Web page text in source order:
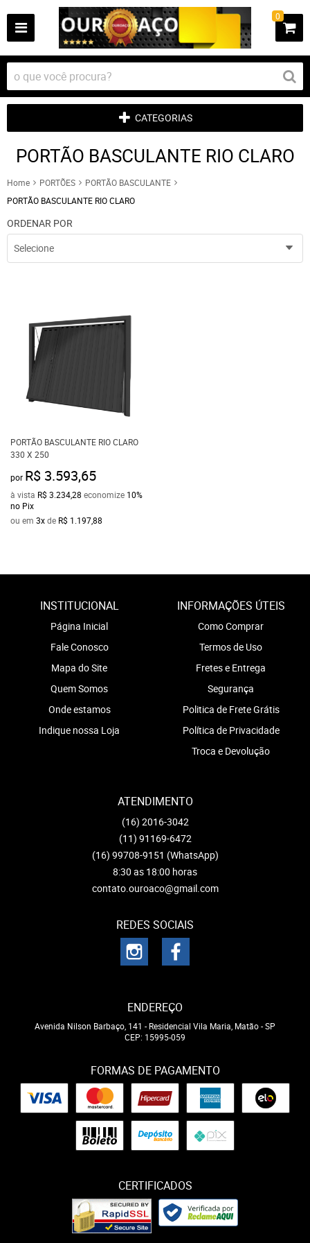
0
CATEGORIAS
PORTÃO BASCULANTE RIO CLARO
Home PORTÕES
PORTÃO BASCULANTE
PORTÃO BASCULANTE RIO CLARO
ORDENAR POR
Selecione
PORTÃO BASCULANTE RIO CLARO
330 X 250
por R$ 3.593,65
à vista R$ 3.234,28 economize 10%
no Pix
ou em 3xde R$ 1.197,88
INSTITUCIONAL
Página Inicial
Fale Conosco
Mapa do Site
Quem Somos
Onde estamos
Indique nossa Loja
INFORMAÇÕES ÚTEIS
Como Comprar
Termos de Uso
Fretes e Entrega
Segurança
Politica de Frete Grátis
Política de Privacidade
Troca e Devolução
ATENDIMENTO
(16) 2016-3042
(11) 91169-6472
(16) 99708-9151 (WhatsApp)
8:30 as 18:00 horas
contato.ouroaco@gmail.com
REDES SOCIAIS
ENDEREÇO
Avenida Nilson Barbaço, 141 - Residencial Vila Maria, Matão-SP
CEP: 15995-059
FORMAS DE PAGAMENTO
CERTIFICADOS